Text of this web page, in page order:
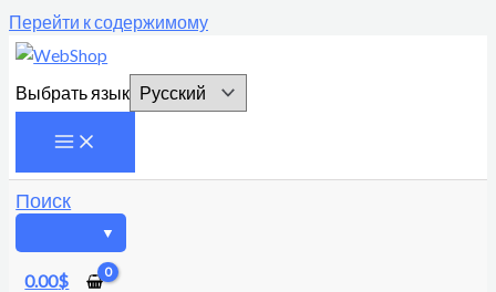
Перейти к содержимому
Выбрать язык
Поиск
0.00$